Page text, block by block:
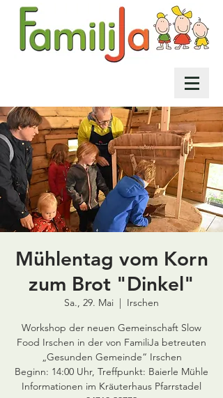
Mühlentag vom Korn
zum Brot "Dinkel"
Sa., 29. Mai
  |
Irschen
Workshop der neuen Gemeinschaft Slow
Food Irschen in der von FamiliJa betreuten
„Gesunden Gemeinde“ Irschen
Beginn: 14:00 Uhr, Treffpunkt: Baierle Mühle
Informationen im Kräuterhaus Pfarrstadel